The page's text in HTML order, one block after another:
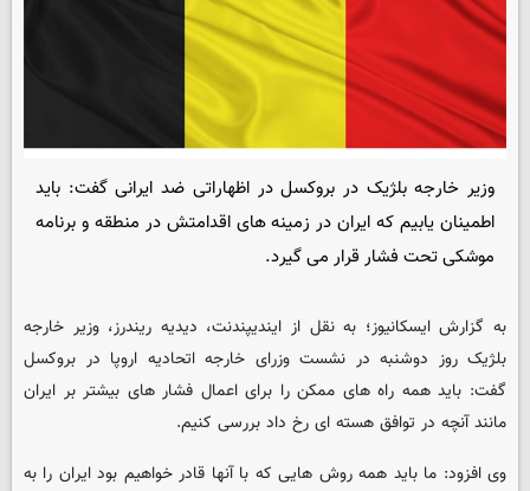
وزیر خارجه بلژیک در بروکسل در اظهاراتی ضد ایرانی گفت: باید
اطمینان یابیم که ایران در زمینه های اقدامتش در منطقه و برنامه
موشکی تحت فشار قرار می گیرد.
به گزارش ایسکانیوز؛ به نقل از ایندیپندنت، دیدیه ریندرز، وزیر خارجه
بلژیک روز دوشنبه در نشست وزرای خارجه اتحادیه اروپا در بروکسل
گفت: باید همه راه های ممکن را برای اعمال فشار های بیشتر بر ایران
مانند آنچه در توافق هسته ای رخ داد بررسی کنیم.
وی افزود: ما باید همه روش هایی که با آنها قادر خواهیم بود ایران را به